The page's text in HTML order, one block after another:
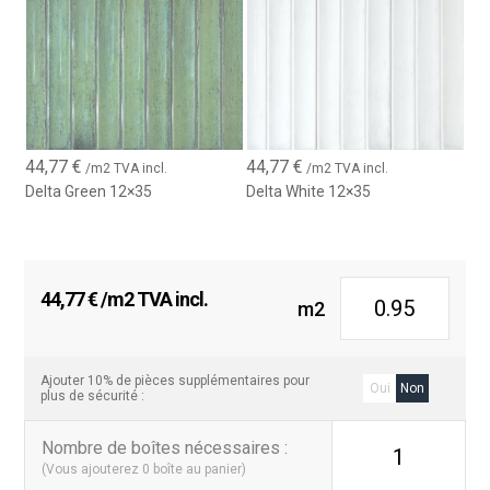
44,77€ /m2 TVA incl.
Delta Green 12×35
44,77 € /m2 TVA incl.
Delta White 12×35
44,77€/m2 TVA incl. m2
Ajouter 10% de pièces supplémentaires pour
plus de sécurité :
Oui Non
Nombre de boîtes nécessaires :
(Vous ajouterez 0 boîte au panier) 1